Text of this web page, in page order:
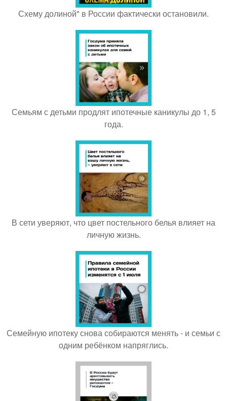
Схему долиной" в России фактически остановили.
Семьям с детьми продлят ипотечные каникулы до 1, 5
года.
В сети уверяют, что цвет постельного белья влияет на
личную жизнь.
Семейную ипотеку снова собираются менять - и семьи с
одним ребёнком напряглись.